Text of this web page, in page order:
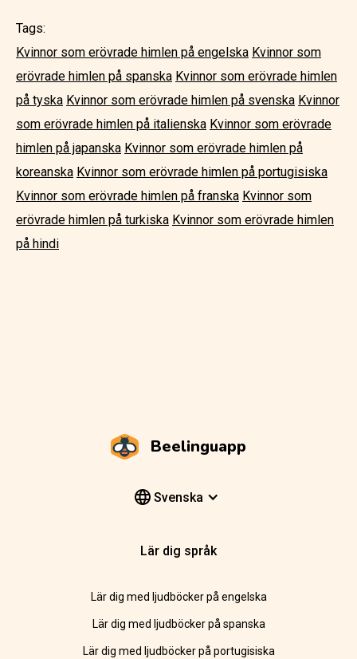
Tags:
Kvinnor som erövrade himlen på engelska Kvinnor som
erövrade himlen på spanska Kvinnor som erövrade himlen
på tyska Kvinnor som erövrade himlen på svenska Kvinnor
som erövrade himlen på italienska Kvinnor som erövrade
himlen på japanska Kvinnor som erövrade himlen på
koreanska Kvinnor som erövrade himlen på portugisiska
Kvinnor som erövrade himlen på franska Kvinnor som
erövrade himlen på turkiska Kvinnor som erövrade himlen
på hindi
Beelinguapp
Svenska
Lär dig språk
Lär dig med ljudböcker på engelska
Lär dig med ljudböcker på spanska
Lär dig med ljudböcker på portugisiska